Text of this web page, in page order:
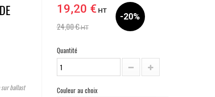
ballast
19,20 €HT
24,00 €HT
-20%
Quantité
Couleur au choix